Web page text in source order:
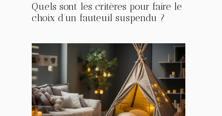
Quels sont les critères pour faire le
choix d’un fauteuil suspendu ?